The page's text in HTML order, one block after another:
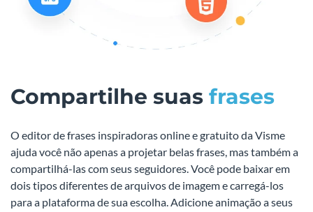
Compartilhe suas frases
O editor de frases inspiradoras online e gratuito da Visme
ajuda você não apenas a projetar belas frases, mas também a
compartilhá-las com seus seguidores. Você pode baixar em
dois tipos diferentes de arquivos de imagem e carregá-los
para a plataforma de sua escolha. Adicione animação a seus